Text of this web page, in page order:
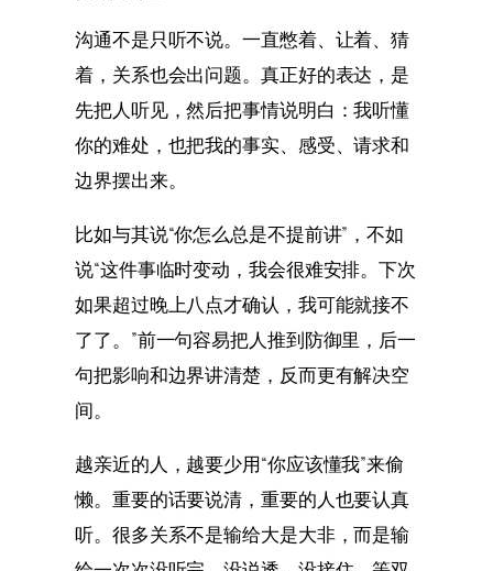
沟通不是只听不说。一直憋着、让着、猜
着，关系也会出问题。真正好的表达，是
先把人听见，然后把事情说明白：我听懂
你的难处，也把我的事实、感受、请求和
边界摆出来。
比如与其说“你怎么总是不提前讲”，不如
说“这件事临时变动，我会很难安排。下次
如果超过晚上八点才确认，我可能就接不
了了。”前一句容易把人推到防御里，后一
句把影响和边界讲清楚，反而更有解决空
间。
越亲近的人，越要少用“你应该懂我”来偷
懒。重要的话要说清，重要的人也要认真
听。很多关系不是输给大是大非，而是输